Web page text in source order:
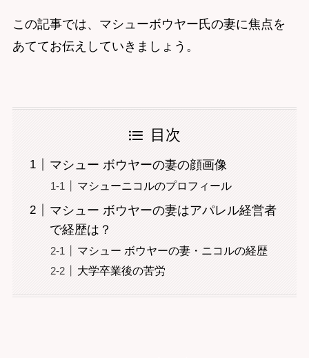
この記事では、マシューボウヤー氏の妻に焦点を
あててお伝えしていきましょう。
目次
マシュー ボウヤーの妻の顔画像
マシューニコルのプロフィール
マシュー ボウヤーの妻はアパレル経営者
で経歴は？
マシュー ボウヤーの妻・ニコルの経歴
大学卒業後の苦労